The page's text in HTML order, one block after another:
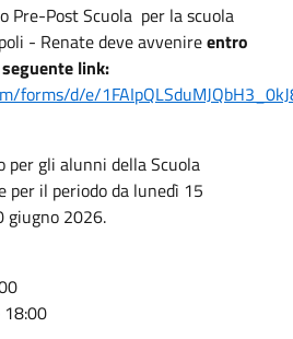
Pre-Post Scuola per la scuola
- Renate deve avvenireentro
link:
forms/d/e/
per gli alunni della Scuola
per il periodo da lunedì 15
giugno 2026.
18:00